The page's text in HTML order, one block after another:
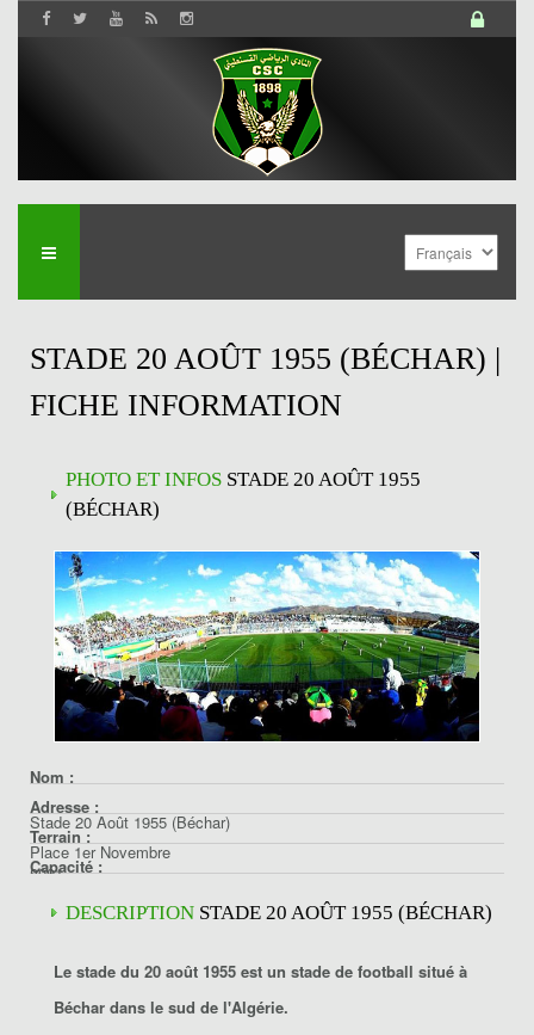
STADE 20 AOÛT 1955 (BÉCHAR) |
FICHE INFORMATION
PHOTO ET INFOS STADE 20 AOÛT 1955
(BÉCHAR)
Nom :
Stade 20 Août 1955 (Béchar)
Adresse :
Place 1er Novembre
8001
Algérie
Terrain :
Capacité :
20000DESCRIPTION STADE 20 AOÛT 1955 (BÉCHAR)
Le stade du 20 août 1955 est un stade de football situé à
Béchar dans le sud de l'Algérie.